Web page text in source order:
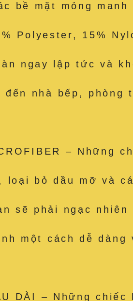
bề mặt mỏng manh
Polyester, 15%
ngay lập tức và
nhà bếp, phòng
– Những
loại bỏ dầu mỡ và
sẽ phải ngạc
một cách dễ dàng
DÀI – Những